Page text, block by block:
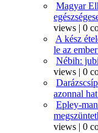
Magyar
views | 0
A kész
le az
Nébih:
views | 0
azonnal
Epley-
views | 0